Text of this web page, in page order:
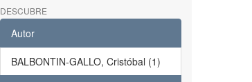
DESCUBRE
Autor
BALBONTIN-GALLO, Cristóbal (1)